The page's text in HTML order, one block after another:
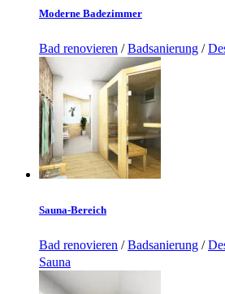
Moderne Badezimmer
Bad renovieren /Badsanierung /
Sauna-Bereich
Bad renovieren /Badsanierung /
Sauna